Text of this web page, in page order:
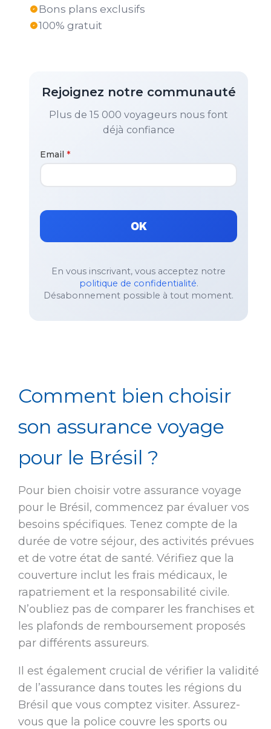
Bons plans exclusifs
100% gratuit
Rejoignez notre communauté
Plus de 15 000 voyageurs nous font
déjà confiance
Email *
OK
En vous inscrivant, vous acceptez notre
politique de confidentialité.
Désabonnement possible à tout moment.
Comment bien choisir
son assurance voyage
pour le Brésil ?
Pour bien choisir votre assurance voyage
pour le Brésil, commencez par évaluer vos
besoins spécifiques. Tenez compte de la
durée de votre séjour, des activités prévues
et de votre état de santé. Vérifiez que la
couverture inclut les frais médicaux, le
rapatriement et la responsabilité civile.
N’oubliez pas de comparer les franchises et
les plafonds de remboursement proposés
par différents assureurs.
Il est également crucial de vérifier la validité
de l’assurance dans toutes les régions du
Brésil que vous comptez visiter. Assurez-
vous que la police couvre les sports ou